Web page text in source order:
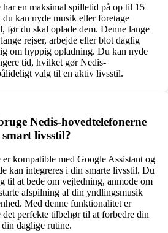
en maksimal spilletid på op til 15
kan nyde musik eller foretage
før du skal oplade dem. Denne lange
rejser, arbejde eller blot daglig
om hyppig opladning. Du kan nyde
tid, hvilket gør Nedis-
valg til en aktiv livsstil.
Nedis-hovedtelefonerne
livsstil?
kompatible med Google Assistant og
kan integreres i din smarte livsstil. Du
til at bede om vejledning, anmode om
afspilning af din yndlingsmusik
Med denne funktionalitet er
perfekte tilbehør til at forbedre din
daglige rutine.